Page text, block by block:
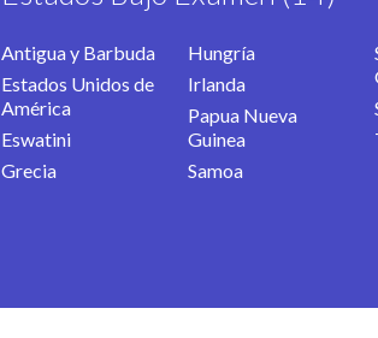
Antigua y Barbuda
Estados Unidos de
América
Eswatini
Grecia
Hungría
Irlanda
Papua Nueva
Guinea
Samoa